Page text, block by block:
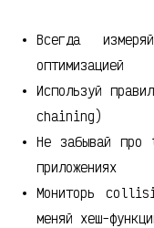
Всегда
оптимизацией
Используй
chaining)
Не забывай про
приложениях
Мониторь
меняй хеш-